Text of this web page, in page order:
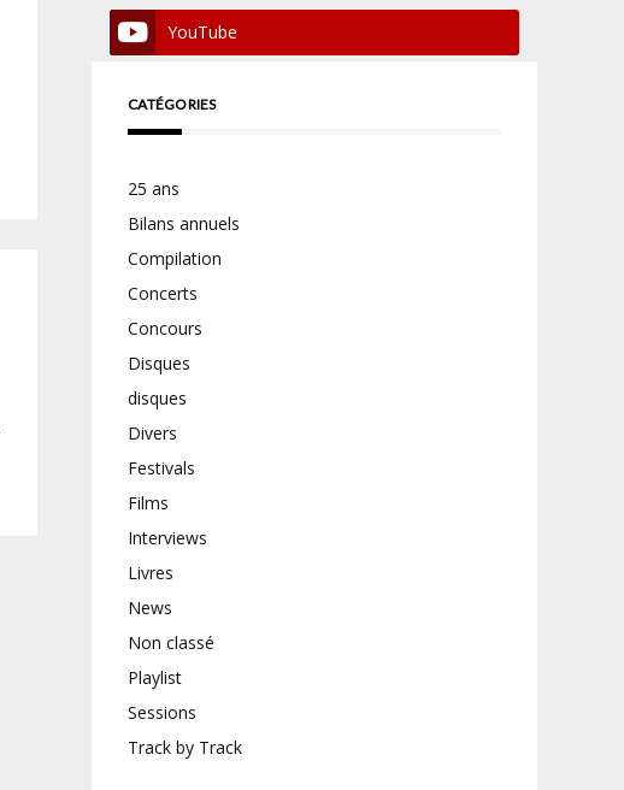
YouTube
CATÉGORIES
25 ans
Bilans annuels
Compilation
Concerts
Concours
Disques
disques
Divers
Festivals
Films
Interviews
Livres
News
Non classé
Playlist
Sessions
Track by Track